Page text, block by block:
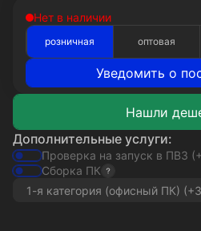
Нет в наличии
розничная оптовая
Уведомить о
Дополнительные услуги:
Проверка на запуск в ПВЗ
Сборка ПК